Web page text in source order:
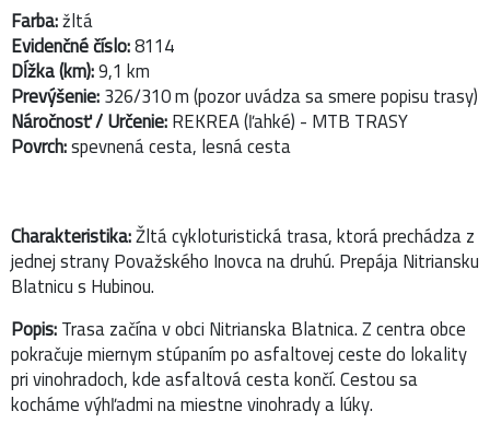
Farba:žltá
Evidenčné číslo:8114
Dĺžka (km):9,1 km
Prevýšenie:326/310 m (pozor uvádza sa smere popisu trasy)
Náročnosť / Určenie:REKREA (ľahké) - MTB TRASY
Povrch:spevnená cesta, lesná cesta
Charakteristika:Žltá cykloturistická trasa, ktorá prechádza z
jednej strany Považského Inovca na druhú. Prepája Nitriansku
Blatnicu s Hubinou.
Popis:Trasa začína v obci Nitrianska Blatnica. Z centra obce
pokračuje miernym stúpaním po asfaltovej ceste do lokality
pri vinohradoch, kde asfaltová cesta končí. Cestou sa
kocháme výhľadmi na miestne vinohrady a lúky.